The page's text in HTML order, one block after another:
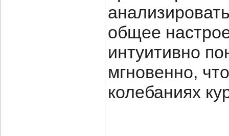
общее
интуитивно
мгновенно,
колебаниях